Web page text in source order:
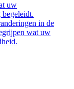
uw
begeleidt.
in de
wat uw